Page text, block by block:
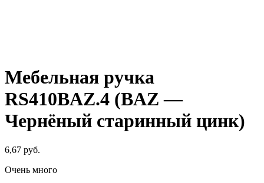
Мебельная ручка
RS410BAZ.4 (BAZ —
Чернёный старинный цинк)
6,67 руб.
Очень много